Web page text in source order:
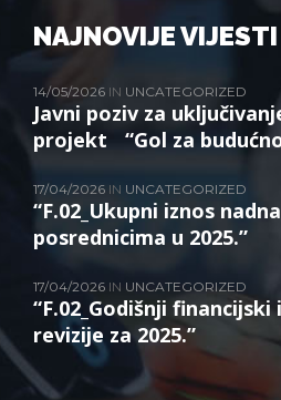
NAJNOVIJE VIJESTI
14/05/2026 IN UNCATEGORIZED
Javni poziv za
projekt “Gol za
17/04/2026 IN UNCATEGORIZED
“F.02_Ukupni iznos
posrednicima u 2025.”
17/04/2026 IN UNCATEGORIZED
“F.02_Godišnji
revizije za 2025.”